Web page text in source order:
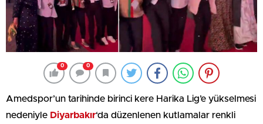
0 0
Amedspor’un tarihinde birinci kere Harika Lig’e yükselmesi
nedeniyle Diyarbakır‘da düzenlenen kutlamalar renkli